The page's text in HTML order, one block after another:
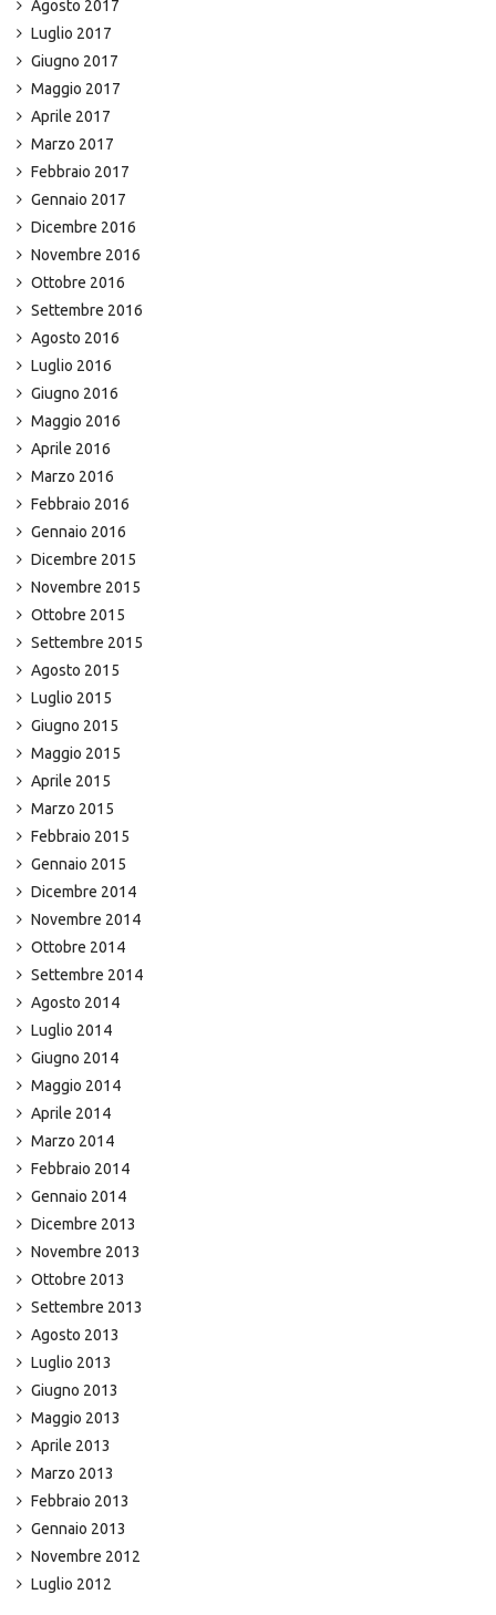
Agosto 2017
Luglio 2017
Giugno 2017
Maggio 2017
Aprile 2017
Marzo 2017
Febbraio 2017
Gennaio 2017
Dicembre 2016
Novembre 2016
Ottobre 2016
Settembre 2016
Agosto 2016
Luglio 2016
Giugno 2016
Maggio 2016
Aprile 2016
Marzo 2016
Febbraio 2016
Gennaio 2016
Dicembre 2015
Novembre 2015
Ottobre 2015
Settembre 2015
Agosto 2015
Luglio 2015
Giugno 2015
Maggio 2015
Aprile 2015
Marzo 2015
Febbraio 2015
Gennaio 2015
Dicembre 2014
Novembre 2014
Ottobre 2014
Settembre 2014
Agosto 2014
Luglio 2014
Giugno 2014
Maggio 2014
Aprile 2014
Marzo 2014
Febbraio 2014
Gennaio 2014
Dicembre 2013
Novembre 2013
Ottobre 2013
Settembre 2013
Agosto 2013
Luglio 2013
Giugno 2013
Maggio 2013
Aprile 2013
Marzo 2013
Febbraio 2013
Gennaio 2013
Novembre 2012
Luglio 2012